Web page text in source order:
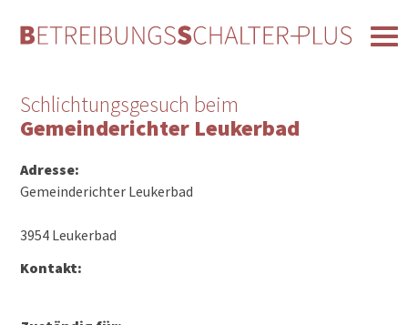
Schlichtungsgesuch beim
Gemeinderichter Leukerbad
Adresse:
Gemeinderichter Leukerbad
3954 Leukerbad
Kontakt: